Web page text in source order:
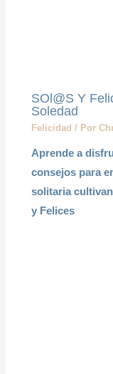
SOl@s Y
Soledad
Felicidad / Por
Aprende a
consejos para
solitaria
y Felices